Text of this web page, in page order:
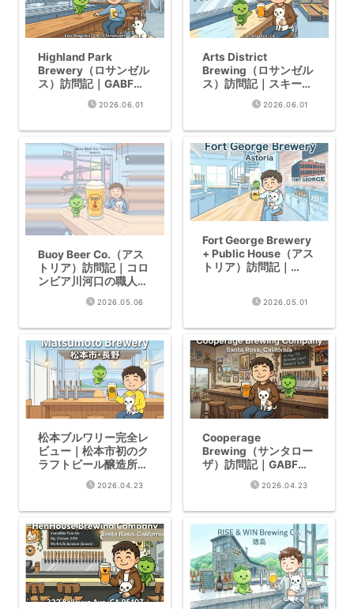
Highland Park
Brewery（ロサンゼル
ス）訪問記｜GABF
2024 金4個の驚異の
2026.06.01
Arts District
Brewing（ロサンゼル
ス）訪問記｜スキーボ
ール聖地・WBC2025
2026.06.01
Buoy Beer Co.（アス
トリア）訪問記｜コロ
ンビア川河口の職人技
チェコピルスナー
2026.05.06
Fort George Brewery
+ Public House（アス
トリア）訪問記｜
2026.05.01
松本ブルワリー完全レ
ビュー｜松本市初のク
ラフトビール醸造所・
IBC2019カテゴリーチ
ャンピオン【2026年
2026.04.23
Cooperage
Brewing（サンタロー
ザ）訪問記｜GABF・
WBC受賞のローテー
2026.04.23